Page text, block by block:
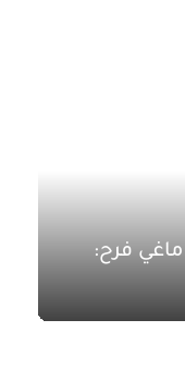
2026 مع ماغي فرح: